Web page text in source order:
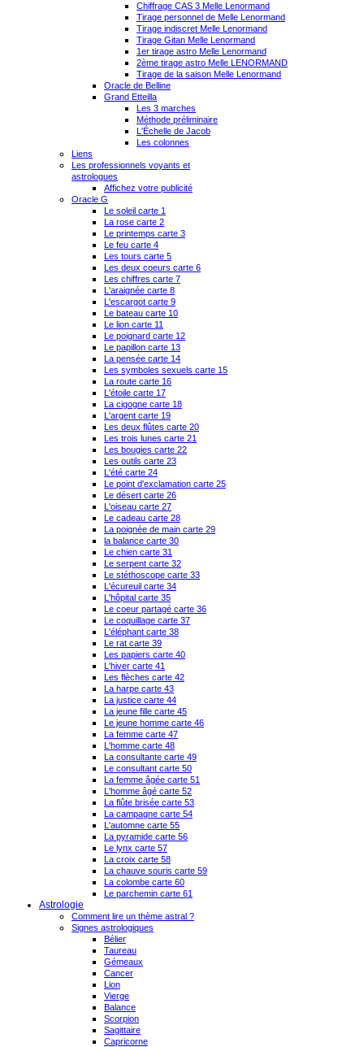
Chiffrage CAS 3 Melle Lenormand
Tirage personnel de Melle Lenormand
Tirage indiscret Melle Lenormand
Tirage Gitan Melle Lenormand
1er tirage astro Melle Lenormand
2ème tirage astro Melle LENORMAND
Tirage de la saison Melle Lenormand
Oracle de Belline
Grand Etteilla
Les 3 marches
Méthode préliminaire
L'Échelle de Jacob
Les colonnes
Liens
Les professionnels voyants et
astrologues
Affichez votre publicité
Oracle G
Le soleil carte 1
La rose carte 2
Le printemps carte 3
Le feu carte 4
Les tours carte 5
Les deux coeurs carte 6
Les chiffres carte 7
L'araignée carte 8
L'escargot carte 9
Le bateau carte 10
Le lion carte 11
Le poignard carte 12
Le papillon carte 13
La pensée carte 14
Les symboles sexuels carte 15
La route carte 16
L'étoile carte 17
La cigogne carte 18
L'argent carte 19
Les deux flûtes carte 20
Les trois lunes carte 21
Les bougies carte 22
Les outils carte 23
L'été carte 24
Le point d'exclamation carte 25
Le désert carte 26
L'oiseau carte 27
Le cadeau carte 28
La poignée de main carte 29
la balance carte 30
Le chien carte 31
Le serpent carte 32
Le stéthoscope carte 33
L'écureuil carte 34
L'hôpital carte 35
Le coeur partagé carte 36
Le coquillage carte 37
L'éléphant carte 38
Le rat carte 39
Les papiers carte 40
L'hiver carte 41
Les flèches carte 42
La harpe carte 43
La justice carte 44
La jeune fille carte 45
Le jeune homme carte 46
La femme carte 47
L'homme carte 48
La consultante carte 49
Le consultant carte 50
La femme âgée carte 51
L'homme âgé carte 52
La flûte brisée carte 53
La campagne carte 54
L'automne carte 55
La pyramide carte 56
Le lynx carte 57
La croix carte 58
La chauve souris carte 59
La colombe carte 60
Le parchemin carte 61
Astrologie
Comment lire un thème astral ?
Signes astrologiques
Bélier
Taureau
Gémeaux
Cancer
Lion
Vierge
Balance
Scorpion
Sagittaire
Capricorne